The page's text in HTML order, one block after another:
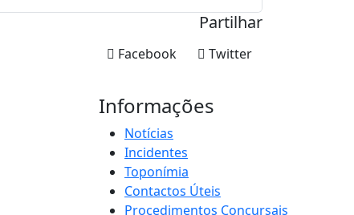
Partilhar
Twitter
Facebook
Informações
Notícias
Incidentes
Toponímia
Contactos Úteis
Procedimentos Concursais